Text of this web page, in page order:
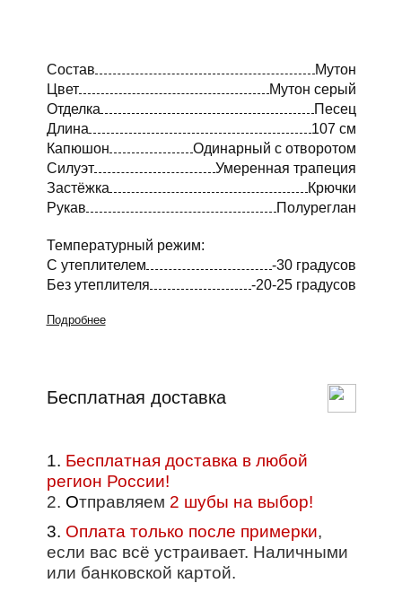
Состав
Мутон
Цвет
Мутон серый
Отделка
Песец
Длина
107 см
Капюшон
Одинарный с отворотом
Силуэт
Умеренная трапеция
Застёжка
Крючки
Рукав
Полуреглан
Температурный режим:
С утеплителем
-30 градусов
Без утеплителя
-20-25 градусов
Подробнее
Бесплатная доставка
1. Бесплатная доставка в любой
регион России!
2. Отправляем 2 шубы на выбор!
3. Оплата только после примерки,
если вас всё устраивает. Наличными
или банковской картой.